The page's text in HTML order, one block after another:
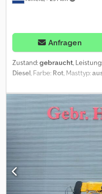
Anfragen
Zustand:gebraucht, Leistung:
Diesel, Farbe: Rot, Masttyp:
,
2018. Hours: 2904. Weight:
Mercedes benz OM 936 LA
height: 24 meter. Max lift
CD. Radio Remote Control. 2
445/65R22,5 70%. NL
Conditions of Heinhuis are
quotations by Heinhuis, all
and the negotiations
you accept the applicability
of Heinhuis and you declare